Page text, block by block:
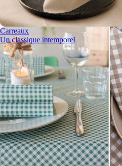
Carreaux
Un classique intemporel